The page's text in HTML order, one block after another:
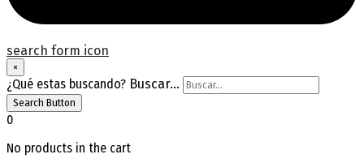
search form icon
×
¿Qué estas buscando? Buscar...
Search Button
0
No products in the cart